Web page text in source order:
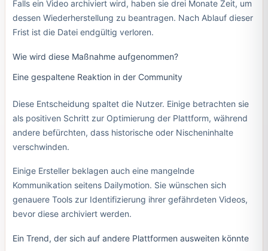
Falls ein Video archiviert wird, haben sie drei Monate Zeit, um
dessen Wiederherstellung zu beantragen. Nach Ablauf dieser
Frist ist die Datei endgültig verloren.
Wie wird diese Maßnahme aufgenommen?
Eine gespaltene Reaktion in der Community
Diese Entscheidung spaltet die Nutzer. Einige betrachten sie
als positiven Schritt zur Optimierung der Plattform, während
andere befürchten, dass historische oder Nischeninhalte
verschwinden.
Einige Ersteller beklagen auch eine mangelnde
Kommunikation seitens Dailymotion. Sie wünschen sich
genauere Tools zur Identifizierung ihrer gefährdeten Videos,
bevor diese archiviert werden.
Ein Trend, der sich auf andere Plattformen ausweiten könnte